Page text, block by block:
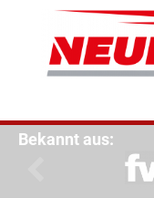
Bekannt aus: